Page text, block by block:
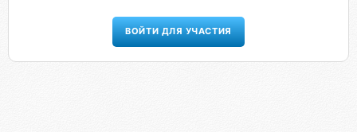
ВОЙТИ ДЛЯ УЧАСТИЯ